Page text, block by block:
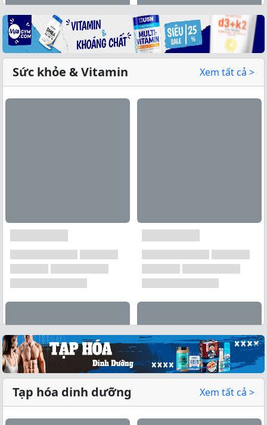
Xem tất cả →
Xem tất cả →
Sức khỏe & Vitamin Xem tất cả >
Tạp hóa dinh dưỡng Xem tất cả >